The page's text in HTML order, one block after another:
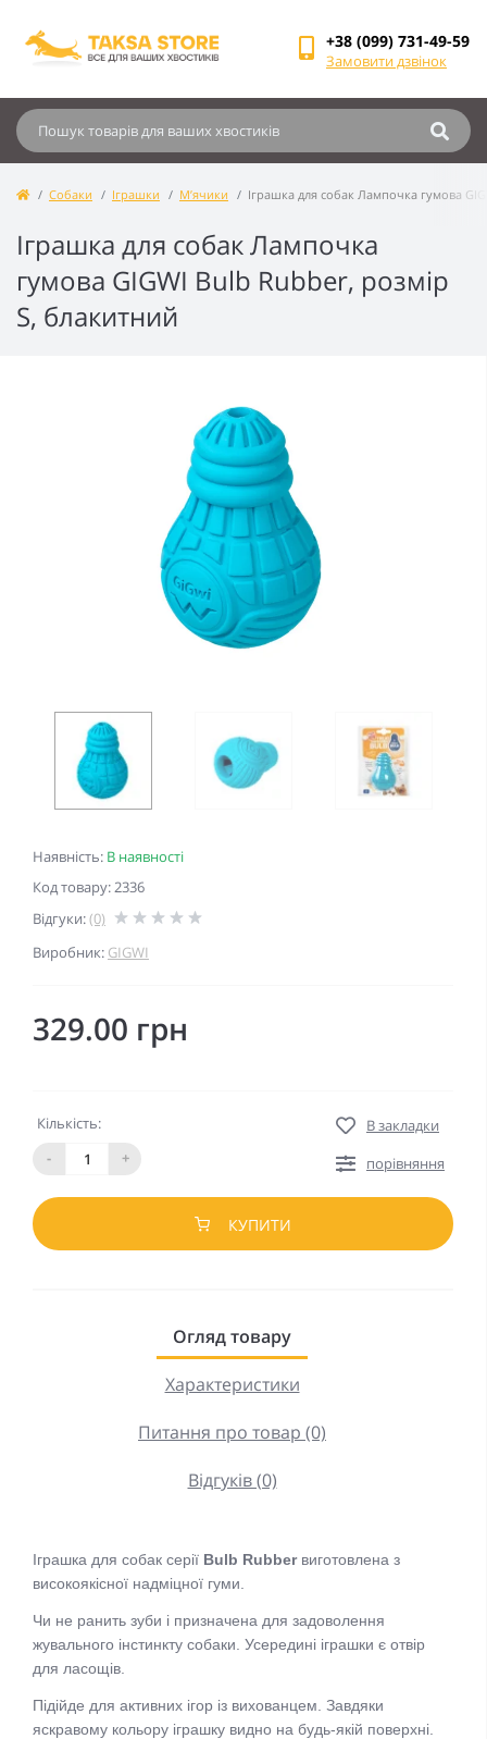
+38 (099) 731-49-59
Замовити дзвінок
Собаки Іграшки М’ячики Іграшка для собак Лампочка гумова
Іграшка для собак Лампочка
гумова GIGWI Bulb Rubber, розмір
S, блакитний
Наявність: В наявності
Код товару: 2336
Відгуки:(0)
Виробник: GIGWI
329.00 грн
Кількість:
-
+
В закладки
порівняння
КУПИТИ
Огляд товару
Характеристики
Питання про товар (0)
Відгуків (0)
Іграшка для собак серії Bulb Rubberвиготовлена з
високоякісної надміцної гуми.
Чи не ранить зуби і призначена для задоволення
жувального інстинкту собаки. Усередині іграшки є отвір
для ласощів.
Підійде для активних ігор із вихованцем. Завдяки
яскравому кольору іграшку видно на будь-якій поверхні.